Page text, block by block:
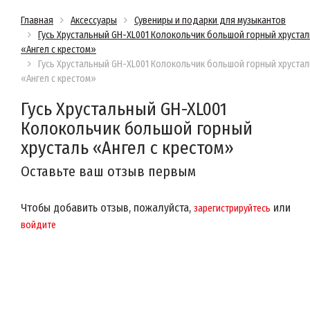
Главная Аксессуары
Сувениры и подарки для музыкантов
Гусь Хрустальный GH-XL001 Колокольчик большой горный
«Ангел с крестом»
Гусь Хрустальный GH-XL001 Колокольчик большой горный
«Ангел с крестом»
Гусь Хрустальный GH-XL001
Колокольчик большой горный
хрусталь «Ангел с крестом»
Оставьте ваш отзыв первым
Чтобы добавить отзыв, пожалуйста, зарегистрируйтесь или
войдите